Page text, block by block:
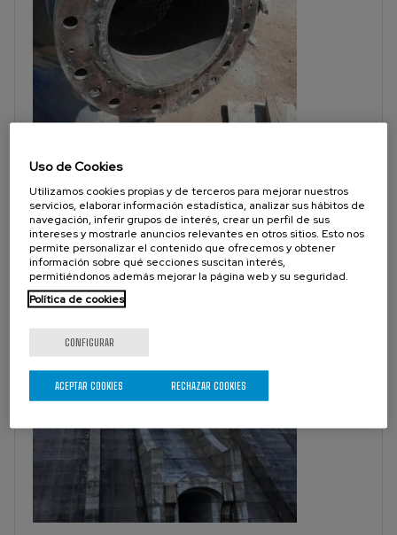
VÁLVULAS DE CUCHILLA EN
HIDROCICLONES DE MOLIENDA PRIMARIA
VÁLVULAS DE CUCHILLA EN HIDROCICLONES DE MOLIENDA
PRIMARIA La válvula WG logra extender el tiempo entre parada y
parada por labores de mantenimiento...
Uso de Cookies
Utilizamos cookies propias y de terceros para mejorar nuestros
servicios, elaborar información estadística, analizar sus hábitos de
navegación, inferir grupos de interés, crear un perfil de sus
intereses y mostrarle anuncios relevantes en otros sitios. Esto nos
permite personalizar el contenido que ofrecemos y obtener
información sobre qué secciones suscitan interés,
permitiéndonos además mejorar la página web y su seguridad.
Política de cookies
CONFIGURAR
RECHAZAR COOKIES
ACEPTAR COOKIES